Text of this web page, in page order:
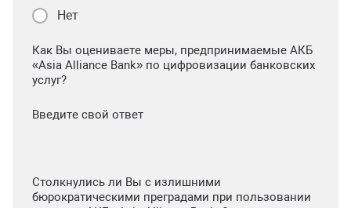
Нет
Как Вы оцениваете меры, предпринимаемые АКБ
«Asia Alliance Bank» по цифровизации банковских
услуг?
Введите свой ответ
Столкнулись ли Вы с излишними
бюрократическими преградами при пользовании